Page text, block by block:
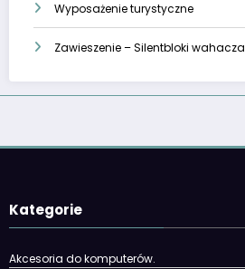
Wyposażenie turystyczne
Zawieszenie – Silentbloki wahacza
Kategorie
Akcesoria do komputerów.